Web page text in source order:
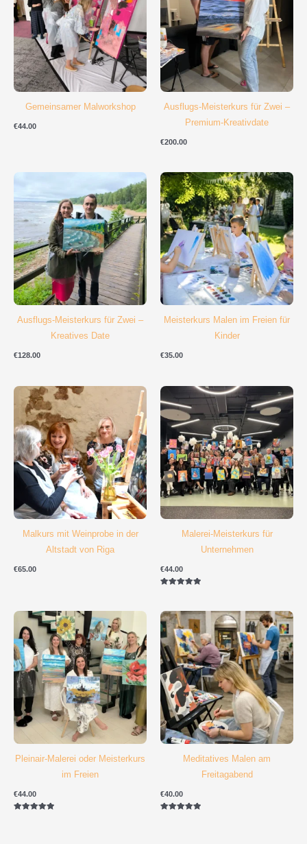
Gemeinsamer Malworkshop
€44.00
Ausflugs-Meisterkurs für Zwei –
Premium-Kreativdate
€200.00
Ausflugs-Meisterkurs für Zwei –
Kreatives Date
€128.00
Meisterkurs Malen im Freien für
Kinder
€35.00
Malkurs mit Weinprobe in der
Altstadt von Riga
€65.00
Malerei-Meisterkurs für
Unternehmen
€44.00
Pleinair-Malerei oder Meisterkurs
im Freien
€44.00
Meditatives Malen am
Freitagabend
€40.00